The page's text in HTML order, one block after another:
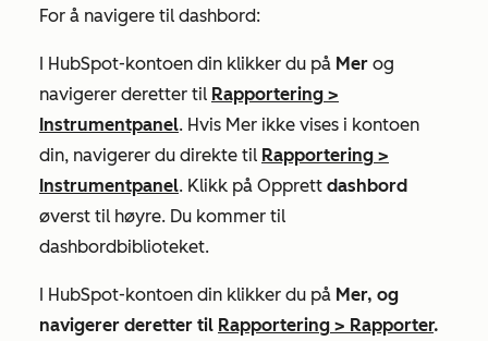
For å navigere til dashbord:
I HubSpot-kontoen din klikker du på Mer og
navigerer deretter til Rapportering >
Instrumentpanel. Hvis Mer ikke vises i kontoen
din, navigerer du direkte til Rapportering >
Instrumentpanel. Klikk på Opprett dashbord
øverst til høyre. Du kommer til
dashbordbiblioteket.
I HubSpot-kontoen din klikker du på Mer, og
navigerer deretter til Rapportering > Rapporter.